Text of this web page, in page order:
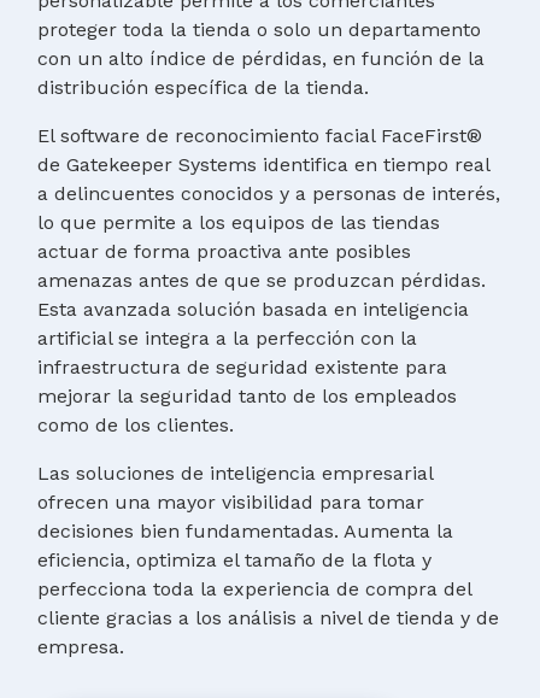
proteger toda la tienda o solo un departamento
con un alto índice de pérdidas, en función de la
distribución específica de la tienda.
El software de reconocimiento facial FaceFirst®
de Gatekeeper Systems identifica en tiempo real
a delincuentes conocidos y a personas de interés,
lo que permite a los equipos de las tiendas
actuar de forma proactiva ante posibles
amenazas antes de que se produzcan pérdidas.
Esta avanzada solución basada en inteligencia
artificial se integra a la perfección con la
infraestructura de seguridad existente para
mejorar la seguridad tanto de los empleados
como de los clientes.
Las soluciones de inteligencia empresarial
ofrecen una mayor visibilidad para tomar
decisiones bien fundamentadas. Aumenta la
eficiencia, optimiza el tamaño de la flota y
perfecciona toda la experiencia de compra del
cliente gracias a los análisis a nivel de tienda y de
empresa.